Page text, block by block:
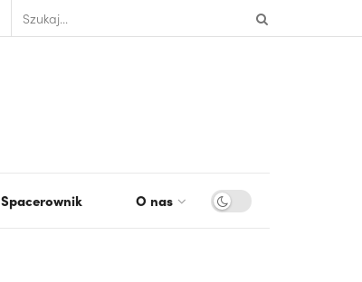
Spacerownik O nas